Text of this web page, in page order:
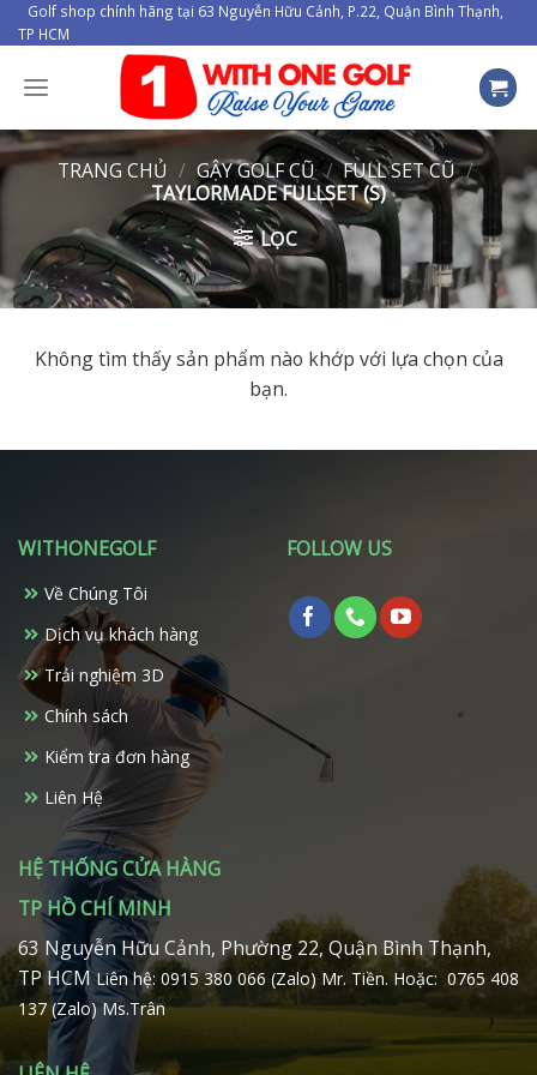
Skip
to
content
Golf shop chính hãng tại 63 Nguyễn Hữu Cảnh, P.22, Quận Bình Thạnh,
TP HCM
TRANG CHỦ / GẬY GOLF CŨ / FULL SET CŨ /
TAYLORMADE FULLSET (S)
LỌC
Không tìm thấy sản phẩm nào khớp với lựa chọn của
bạn.
WITHONEGOLF
Về Chúng Tôi
Dịch vụ khách hàng
Trải nghiệm 3D
Chính sách
Kiểm tra đơn hàng
Liên Hệ
FOLLOW US
HỆ THỐNG CỬA HÀNG
TP HỒ CHÍ MINH
63 Nguyễn Hữu Cảnh, Phường 22, Quận Bình Thạnh,
TP HCMLiên hệ: 0915 380 066 (Zalo) Mr. Tiền.Hoặc: 0765 408
137 (Zalo) Ms.Trân